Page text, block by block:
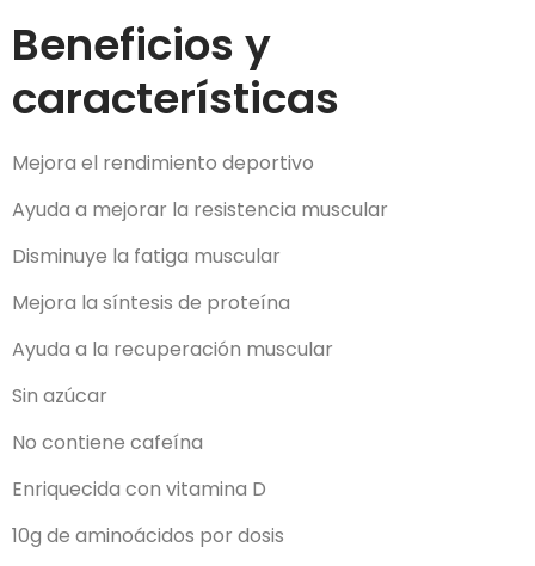
Beneficios y
características
Mejora el rendimiento deportivo
Ayuda a mejorar la resistencia muscular
Disminuye la fatiga muscular
Mejora la síntesis de proteína
Ayuda a la recuperación muscular
Sin azúcar
No contiene cafeína
Enriquecida con vitamina D
10g de aminoácidos por dosis